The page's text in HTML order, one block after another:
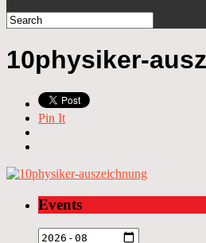
10physiker-
Pin It
Events